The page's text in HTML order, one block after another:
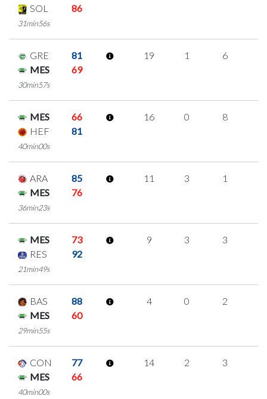
SOL
86
31min56s
GRE
81
MES
69
30min57s
19 1 6
MES
66
HEF
81
40min00s
16 0 8
ARA
85
MES
76
36min23s
11 3 1
MES
73
RES
92
21min49s
9 3 3
BAS
88
MES
60
29min55s
4 0 2
CON
77
MES
66
40min00s
14 2 3